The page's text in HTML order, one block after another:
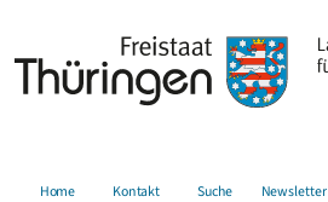
Home Kontakt Suche Newsletter